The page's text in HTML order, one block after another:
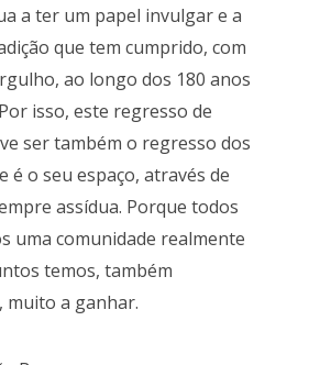
a ter um papel invulgar e a
que tem cumprido, com
ao longo dos 180 anos
isso, este regresso de
ser também o regresso dos
é o seu espaço, através de
assídua. Porque todos
uma comunidade realmente
temos, também
muito a ganhar.